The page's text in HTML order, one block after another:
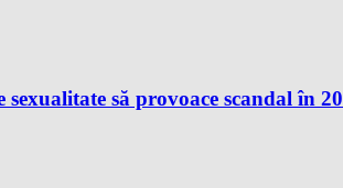
să provoace scandal în